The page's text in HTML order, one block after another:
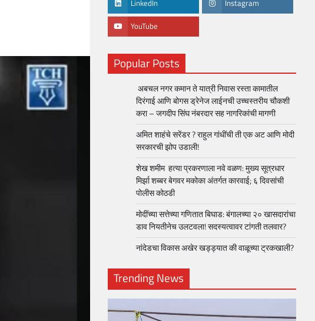
LinkedIn Instagram
YouTube
Popular Posts
अबचल नगर कमान ते यात्री निवास रस्ता कामातील
दिरंगाई आणि बोगस ड्रेनेज लाईनची उच्चस्तरीय चौकशी
करा – जगदीप सिंघ नंबरदार सह नागरिकांची मागणी
अमित शाहंचे सरेंडर ? राहुल गांधींची ती एक अट आणि मोदी
सरकारची झोप उडाली!
शेख शमीम हत्या प्रकरणाला नवे वळण: मुख्य सूत्रधार
मिर्झा शब्बर बेगवर मकोका अंतर्गत कारवाई; ६ दिवसांची
पोलीस कोठडी
मोदींच्या सत्तेच्या गणितात बिघाड: बंगालच्या २० खासदारांचा
डाव नियतीनेच उलटवला! सदस्यत्वावर टांगती तलवार?
नांदेडचा विकास अखेर खड्ड्यात की वाळूच्या ट्रकखाली?
Trending News